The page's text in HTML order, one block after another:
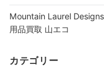
Mountain Laurel
用品買取 山エコ
カテゴリー